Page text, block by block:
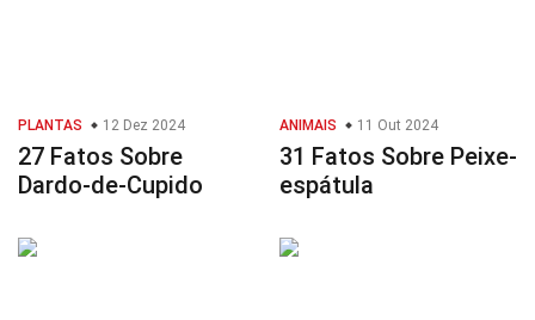
PLANTAS 12 Dez 2024
27 Fatos Sobre
Dardo-de-Cupido
ANIMAIS 11 Out 2024
31 Fatos Sobre Peixe-
espátula